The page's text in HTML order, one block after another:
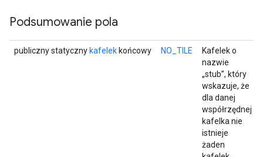
Podsumowanie pola
publiczny statyczny kafelek końcowy NO_TILE
Kafelek o
nazwie
„stub”, który
wskazuje, że
dla danej
współrzędnej
kafelka nie
istnieje
żaden